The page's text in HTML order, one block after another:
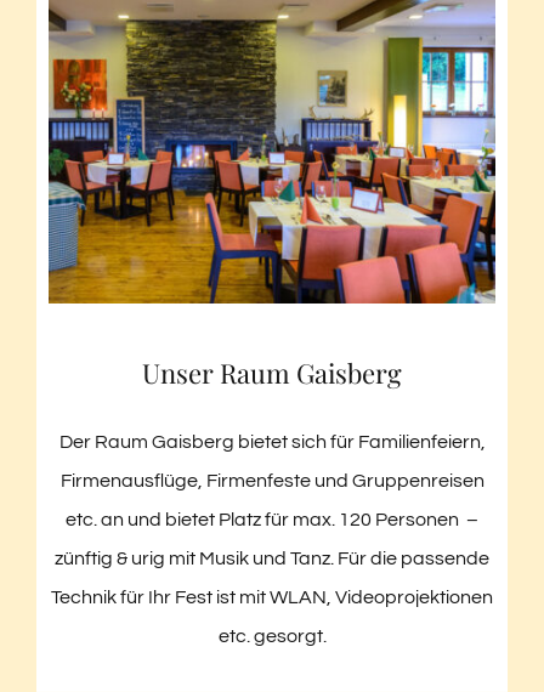
Unser Raum Gaisberg
Der Raum Gaisberg bietet sich für Familienfeiern,
Firmenausflüge, Firmenfeste und Gruppenreisen
etc. an und bietet Platz für max. 120 Personen –
zünftig & urig mit Musik und Tanz. Für die passende
Technik für Ihr Fest ist mit WLAN, Videoprojektionen
etc. gesorgt.